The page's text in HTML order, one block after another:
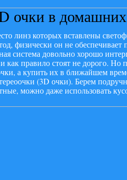
очки в
линз которых вставлены
физически он не обеспечивает
система довольно хорошо
правило стоят не дорого. Но
а купить их в ближайшем
(3D очки). Берем
можно даже использовать